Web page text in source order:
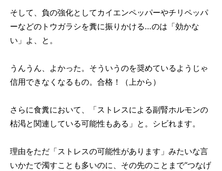
そして、負の強化としてカイエンペッパーやチリペッパ
ーなどのトウガラシを糞に振りかける…のは「効かな
い」よ、と。
うんうん、よかった。そういうのを奨めているようじゃ
信用できなくなるもの。合格！（上から）
さらに食糞において、「ストレスによる副腎ホルモンの
枯渇と関連している可能性もある」と。シビれます。
理由をただ「ストレスの可能性があります」みたいな言
いかたで濁すことも多いのに、その先のことまで“つなげ